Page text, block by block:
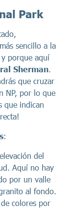
Park
sencillo a la
porque aquí
Sherman.
que cruzar
NP, por lo que
que indican
:
del
Aquí no hay
por un valle
al fondo.
colores por